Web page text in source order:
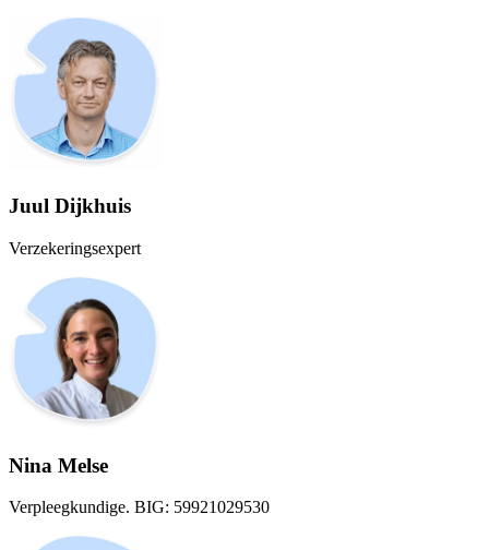
Juul Dijkhuis
Verzekeringsexpert
Nina Melse
Verpleegkundige. BIG: 59921029530